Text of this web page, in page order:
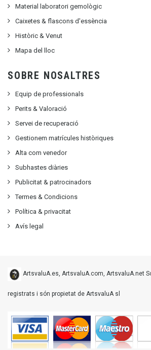
Material laboratori gemològic
Caixetes & flascons d'essència
Històric & Venut
Mapa del lloc
SOBRE NOSALTRES
Equip de professionals
Perits & Valoració
Servei de recuperació
Gestionem matrícules històriques
Alta com venedor
Subhastes diàries
Publicitat & patrocinadors
Termes & Condicions
Política & privacitat
Avís legal
ArtsvaluA.es, ArtsvaluA.com, ArtsvaluA.net
registrats i són propietat de ArtsvaluA sl